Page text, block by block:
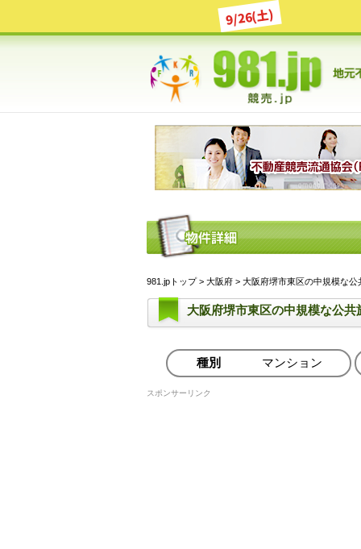
9/26(土)
981.jpトップ> 大阪府 > 大阪府堺市東区の中規模な
大阪府堺市東区の中規模な公
種別 マンション
スポンサーリンク